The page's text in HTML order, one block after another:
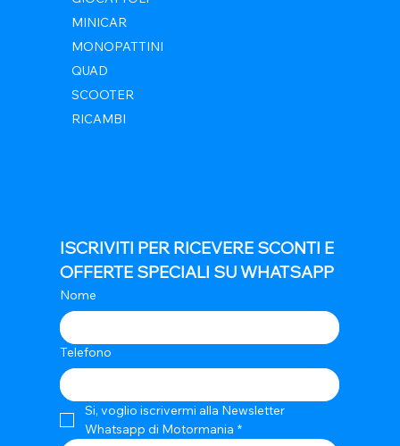
MINICAR
MONOPATTINI
QUAD
SCOOTER
RICAMBI
ISCRIVITI PER RICEVERE SCONTI E
OFFERTE SPECIALI SU WHATSAPP
Nome
Telefono
Si, voglio iscrivermi alla Newsletter
Whatsapp di Motormania *